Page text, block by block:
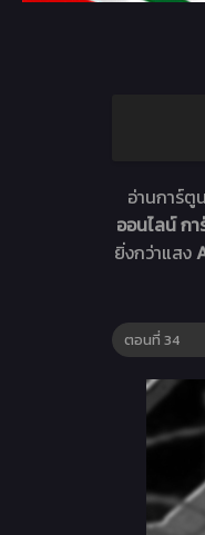
อ่านการ์ตู
ออนไลน์ ก
ยิ่งกว่าแสง